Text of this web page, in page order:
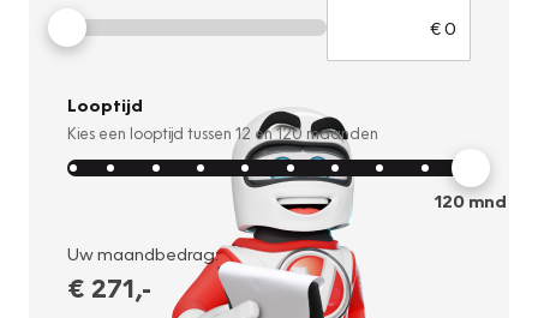
Looptijd
Kies een looptijd tussen 12 en120 maanden
120mnd
Uw maandbedrag:
€ 271,-